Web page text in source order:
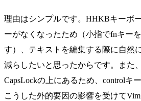
理由はシンプルです。HHKBキーボ
ーがなくなったため（小指でfnキー
す）、テキストを編集する際に自然
減らしたいと思ったからです。また
CapsLockの上にあるため、controlキ
こうした外的要因の影響を受けて